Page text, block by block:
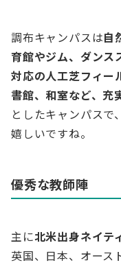
調布キャンパスは自
育館やジム、ダンス
対応の人工芝フィー
書館、和室など、充
としたキャンパスで
嬉しいですね。
優秀な教師陣
主に北米出身ネイテ
英国、日本、オース